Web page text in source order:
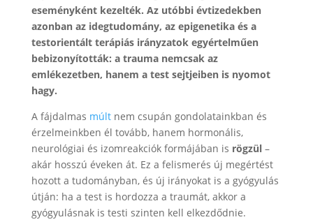
eseményként kezelték. Az utóbbi évtizedekben
azonban az idegtudomány, az epigenetika és a
testorientált terápiás irányzatok egyértelműen
bebizonyították: a trauma nemcsak az
emlékezetben, hanem a test sejtjeiben is nyomot
hagy.
A fájdalmas múltnem csupán gondolatainkban és
érzelmeinkben él tovább, hanem hormonális,
neurológiai és izomreakciók formájában is rögzül –
akár hosszú éveken át. Ez a felismerés új megértést
hozott a tudományban, és új irányokat is a gyógyulás
útján: ha a test is hordozza a traumát, akkor a
gyógyulásnak is testi szinten kell elkezdődnie.